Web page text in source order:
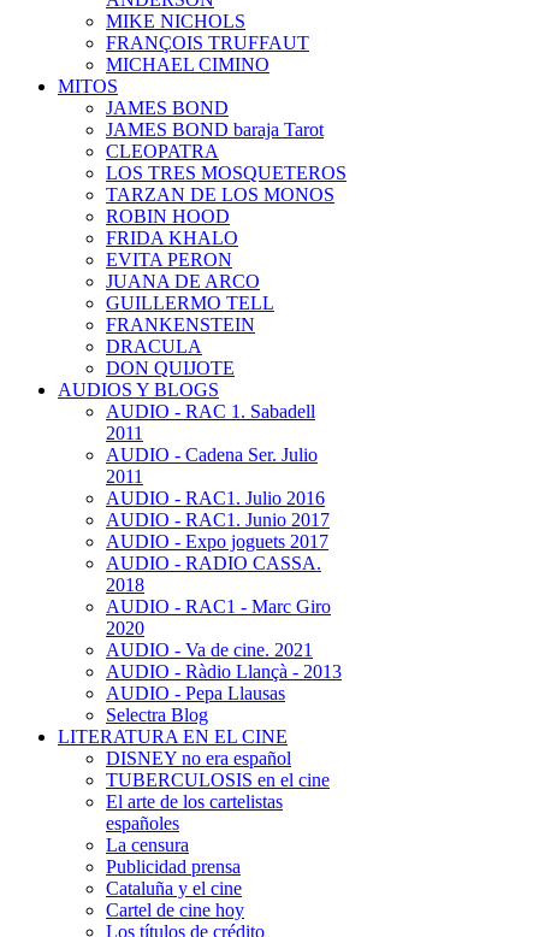
MIKE NICHOLS
FRANÇOIS TRUFFAUT
MICHAEL CIMINO
MITOS
JAMES BOND
JAMES BOND baraja Tarot
CLEOPATRA
LOS TRES MOSQUETEROS
TARZAN DE LOS MONOS
ROBIN HOOD
FRIDA KHALO
EVITA PERON
JUANA DE ARCO
GUILLERMO TELL
FRANKENSTEIN
DRACULA
DON QUIJOTE
AUDIOS Y BLOGS
AUDIO - RAC 1. Sabadell
2011
AUDIO - Cadena Ser. Julio
2011
AUDIO - RAC1. Julio 2016
AUDIO - RAC1. Junio 2017
AUDIO - Expo joguets 2017
AUDIO - RADIO CASSA.
2018
AUDIO - RAC1 - Marc Giro
2020
AUDIO - Va de cine. 2021
AUDIO - Ràdio Llançà - 2013
AUDIO - Pepa Llausas
Selectra Blog
LITERATURA EN EL CINE
DISNEY no era español
TUBERCULOSIS en el cine
El arte de los cartelistas
españoles
La censura
Publicidad prensa
Cataluña y el cine
Cartel de cine hoy
Los títulos de crédito